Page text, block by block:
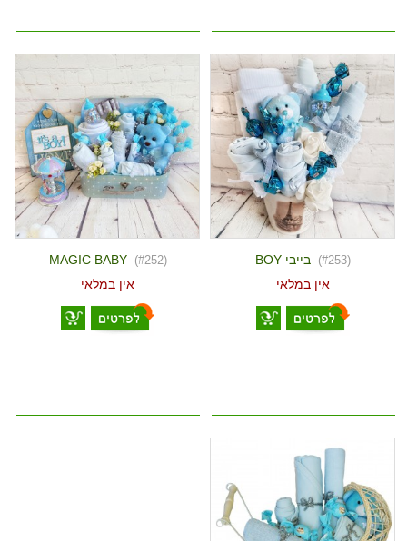
(#253)
בייבי BOY
אין במלאי
(#252)
MAGIC BABY
אין במלאי